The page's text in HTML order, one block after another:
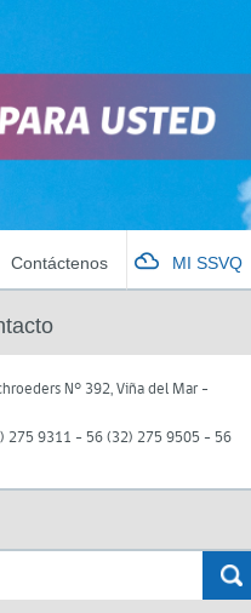
Contáctenos MI SSVQ
N° 392, Viña del Mar -
275 9311 - 56 (32) 275 9505 - 56